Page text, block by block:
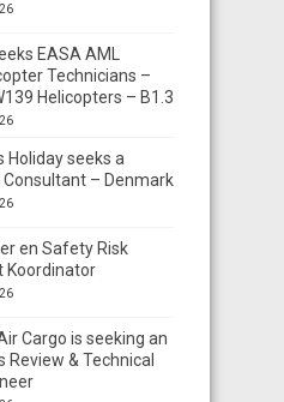
EASA AML
Technicians –
Helicopters – B1.3
Holiday seeks a
Consultant – Denmark
en Safety Risk
Koordinator
Cargo is seeking an
& Technical